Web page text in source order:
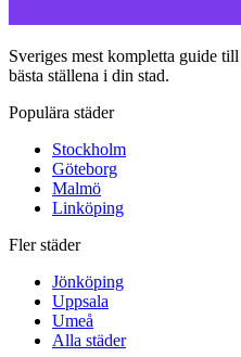
Sveriges mest kompletta guide
bästa ställena i din stad.
Populära städer
Stockholm
Göteborg
Malmö
Linköping
Fler städer
Jönköping
Uppsala
Umeå
Alla städer